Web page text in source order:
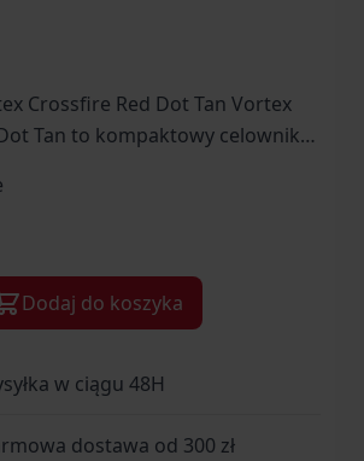
Red Dot Tan Vortex
Tan to kompaktowy celownik
którzy oczekują sprawdzonej
konstrukcji i funkcjonalności w
Model ten stanowi atrakcyjne
osób, które chcą wejść w świat
bez konieczności
nie chcą rezygnować z
Dodaj do koszyka
w ciągu 48H
dostawa od 300 zł